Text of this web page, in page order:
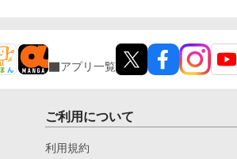
アプリ一覧
ご利用について
利用規約